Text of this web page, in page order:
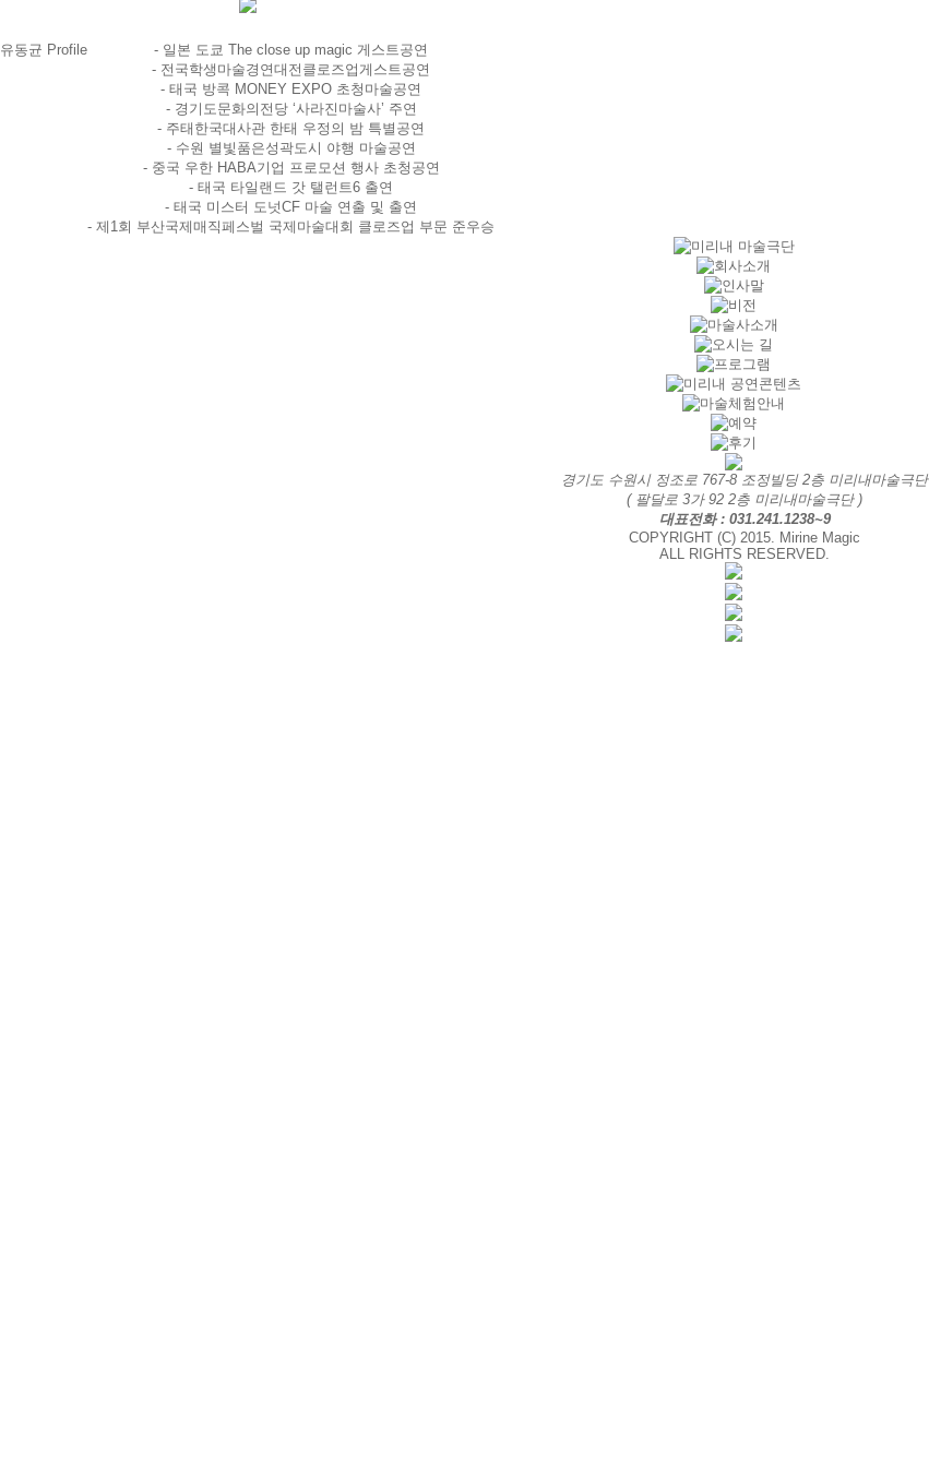
유동균 Profile
- 일본 도쿄 The close up magic 게스트공연
- 전국학생마술경연대전클로즈업게스트공연
- 태국 방콕 MONEY EXPO 초청마술공연
- 경기도문화의전당 ‘사라진마술사’ 주연
- 주태한국대사관 한태 우정의 밤 특별공연
- 수원 별빛품은성곽도시 야행 마술공연
- 중국 우한 HABA기업 프로모션 행사 초청공연
- 태국 타일랜드 갓 탤런트6 출연
- 태국 미스터 도넛CF 마술 연출 및 출연
- 제1회 부산국제매직페스벌 국제마술대회 클로즈업 부문 준우승
경기도 수원시 정조로 767-8 조정빌딩 2층 미리내마술극단
( 팔달로 3가 92 2층 미리내마술극단 )
대표전화 : 031.241.1238~9
COPYRIGHT (C) 2015. Mirine Magic
ALL RIGHTS RESERVED.